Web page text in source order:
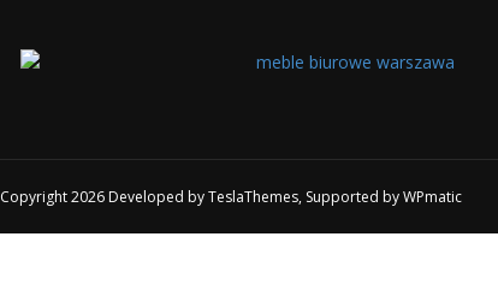
Copyright 2026 Developed byTeslaThemes, Supported byWPmatic